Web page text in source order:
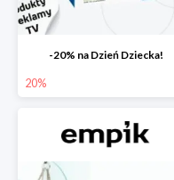
-20% na Dzień Dziecka!
20%